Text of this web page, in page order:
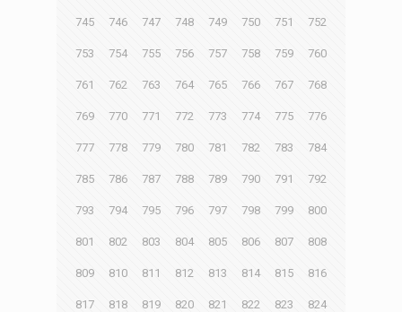
745 746 747 748 749 750 751 752
753 754 755 756 757 758 759 760
761 762 763 764 765 766 767 768
769 770 771 772 773 774 775 776
777 778 779 780 781 782 783 784
785 786 787 788 789 790 791 792
793 794 795 796 797 798 799 800
801 802 803 804 805 806 807 808
809 810 811 812 813 814 815 816
817 818 819 820 821 822 823 824